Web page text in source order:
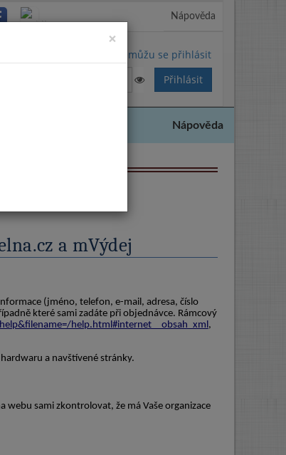
Nápověda
Nemůžu se přihlásit
Nápověda
×